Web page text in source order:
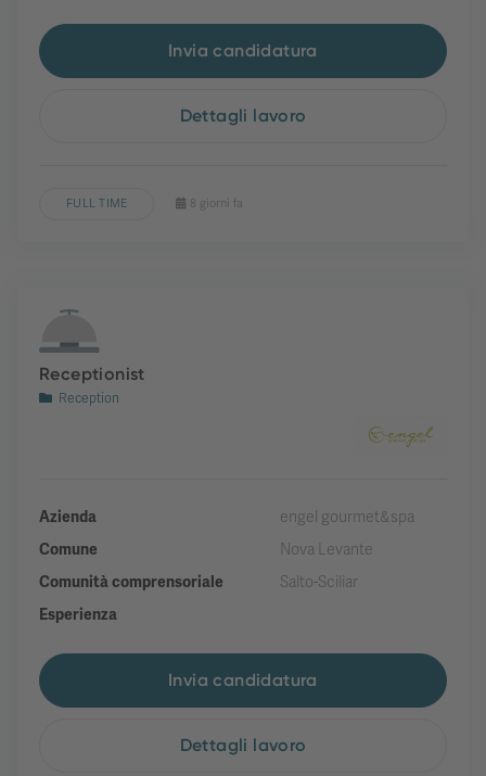
Invia candidatura
Dettagli lavoro
FULL TIME 8 giorni fa
Receptionist
Reception
Azienda
engel gourmet&spa
Comune
Nova Levante
Comunità comprensoriale
Salto-Sciliar
Esperienza
Invia candidatura
Dettagli lavoro